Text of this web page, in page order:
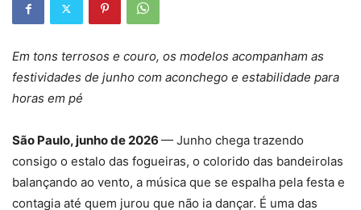
Em tons terrosos e couro, os modelos acompanham as
festividades de junho com aconchego e estabilidade para
horas em pé
São Paulo, junho de 2026 — Junho chega trazendo
consigo o estalo das fogueiras, o colorido das bandeirolas
balançando ao vento, a música que se espalha pela festa e
contagia até quem jurou que não ia dançar. É uma das